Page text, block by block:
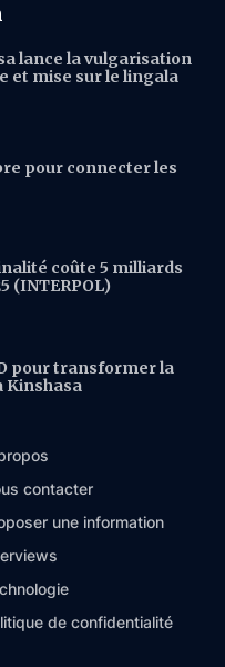
lance la vulgarisation
et mise sur le lingala
pour connecter les
coûte 5 milliards
(INTERPOL)
pour transformer la
Kinshasa
contacter
une information
de confidentialité